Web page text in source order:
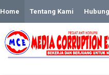
Home Tentang Kami